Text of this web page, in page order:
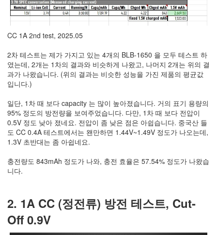
CC 1A 2nd test, 2025.05
2차 테스트는 제가 가지고 있는 4개의 BLB-1650 을 모두 테스트 하
였는데, 2개는 1차의 결과와 비슷하게 나왔고, 나머지 2개는 위의 결
과가 나왔습니다. (위의 결과는 비슷한 성능을 가진 제품의 평균값
입니다.)
일단, 1차 때 보다 capacity 는 많이 높아졌습니다. 거의 표기 용량의
95% 정도의 방전량을 보여주었습니다. 다만, 1차 때 보다 전압이
0.5V 정도 낮아 졌네요. 전압이 좀 낮은 점은 아쉽습니다. 중국산 들
도 CC 0.4A 테스트에서는 왠만하면 1.44V~1.49V 정도가 나오는데,
1.3V 초반대는 좀 아쉽네요.
충전량도 843mAh 정도가 나와, 충전 효율은 57.54% 정도가 나왔습
니다.
2. 1A CC (정전류) 방전 테스트, Cut-
Off 0.9V